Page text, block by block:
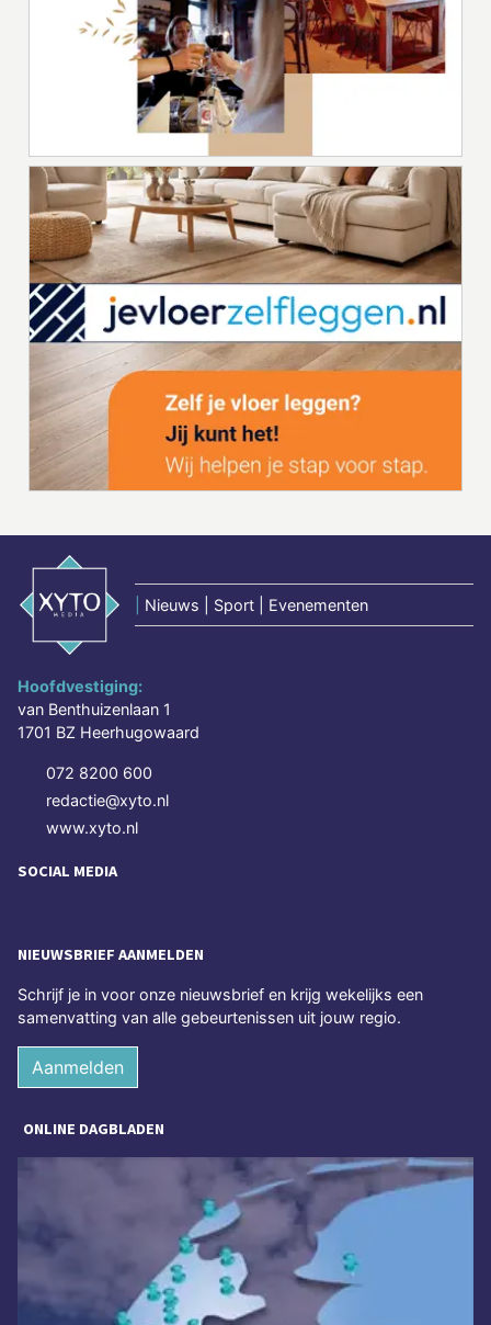
Nieuws | Sport | Evenementen
Hoofdvestiging:
van Benthuizenlaan 1
1701 BZ Heerhugowaard
072 8200 600
redactie@xyto.nl
www.xyto.nl
SOCIAL MEDIA
NIEUWSBRIEF AANMELDEN
Schrijf je in voor onze nieuwsbrief en krijg wekelijks een
samenvatting van alle gebeurtenissen uit jouw regio.
Aanmelden
ONLINE DAGBLADEN